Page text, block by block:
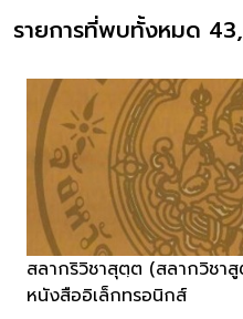
รายการที่พบทั้งหมด
สลากริวิชาสุตฺต (สลากวิชา
หนังสืออิเล็กทรอนิกส์